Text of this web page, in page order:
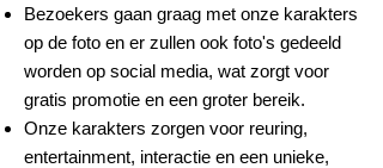
Bezoekers gaan graag met onze karakters
op de foto en er zullen ook foto's gedeeld
worden op social media, wat zorgt voor
gratis promotie en een groter bereik.
Onze karakters zorgen voor reuring,
entertainment, interactie en een unieke,